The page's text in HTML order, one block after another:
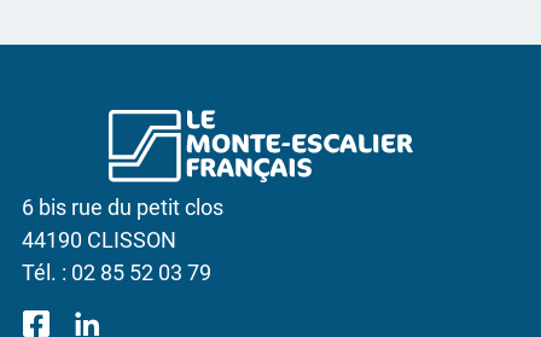
6 bis rue du petit clos
44190 CLISSON
Tél. : 02 85 52 03 79